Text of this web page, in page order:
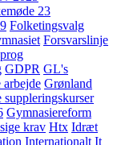
23
Folketingsvalg
Forsvarslinje
GDPR GL's
Grønland
suppleringskurser
Gymnasiereform
krav Htx Idræt
Internationalt It